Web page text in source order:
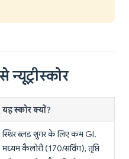
यह स्कोर क्यों?
स्थिर ब्लड शुगर के लिए कम GI,
मध्यम कैलोरी (170/सर्विंग), तृप्ति